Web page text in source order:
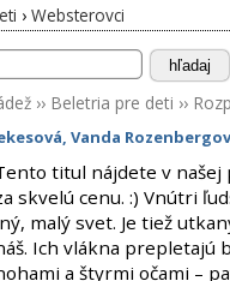
› Websterovci
hľadaj
›› Beletria pre deti ››
, Vanda
titul nájdete v našej
skvelú cenu. :) Vnútri
malý svet. Je tiež
Ich vlákna prepletajú
a štyrmi očami –